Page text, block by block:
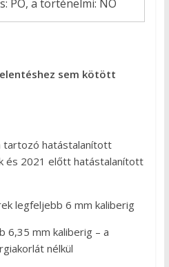
PO, a történelmi: NO
sem kötött
tartozó hatástalanított
és 2021 előtt hatástalanított
legfeljebb 6 mm kaliberig
6,35 mm kaliberig – a
nélkül